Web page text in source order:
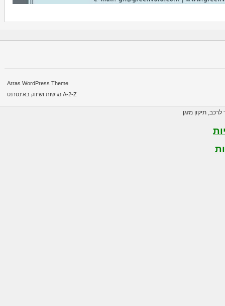
Arras WordPress Theme
A-2-Z נגישות ושיווק באינטרנט
,תיקון מזגן